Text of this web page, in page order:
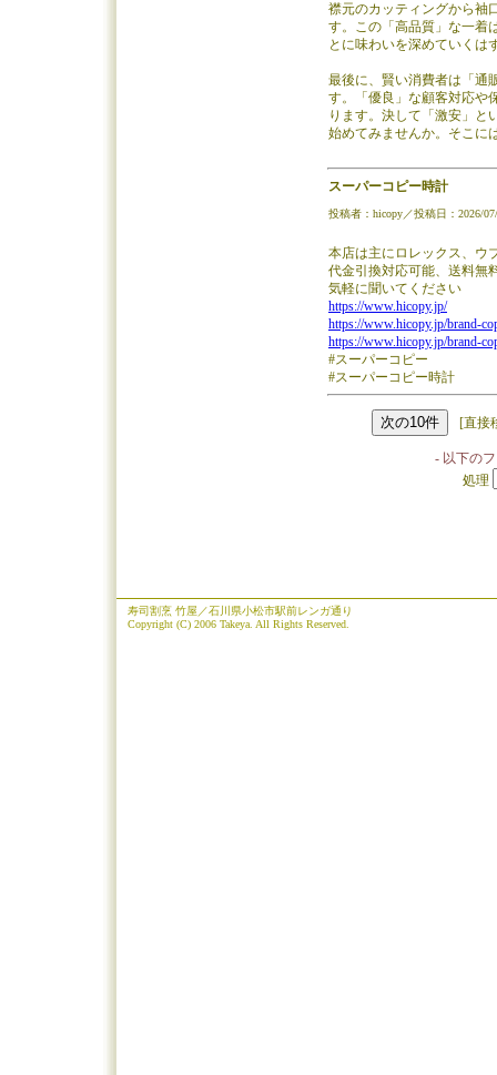
襟元のカッティングから袖
す。この「高品質」な一着
とに味わいを深めていくは
最後に、賢い消費者は「通
す。「優良」な顧客対応や
ります。決して「激安」と
始めてみませんか。そこに
スーパーコピー時計
投稿者：hicopy／投稿日：2026/
本店は主にロレックス、ウ
代金引換対応可能、送料無
気軽に聞いてください
https://www.hicopy.jp/
https://www.hicopy.jp/brand-
https://www.hicopy.jp/brand-
#スーパーコピー
#スーパーコピー時計
[直接
- 以下の
処理
寿司割烹 竹屋／石川県小松市駅前レンガ通り
Copyright (C) 2006 Takeya. All Rights Reserved.